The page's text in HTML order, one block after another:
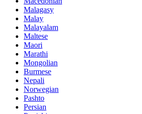
Malagasy
Malay
Malayalam
Maltese
Maori
Marathi
Mongolian
Burmese
Nepali
Norwegian
Pashto
Persian